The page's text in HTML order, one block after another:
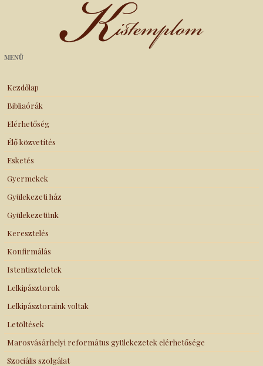
Kistemplom
MENÜ
Kezdőlap
Bibliaórák
Elérhetőség
Élő közvetítés
Esketés
Gyermekek
Gyülekezeti ház
Gyülekezetünk
Keresztelés
Konfirmálás
Istentiszteletek
Lelkipásztorok
Lelkipásztoraink voltak
Letöltések
Marosvásárhelyi református gyülekezetek elérhetősége
Szociális szolgálat